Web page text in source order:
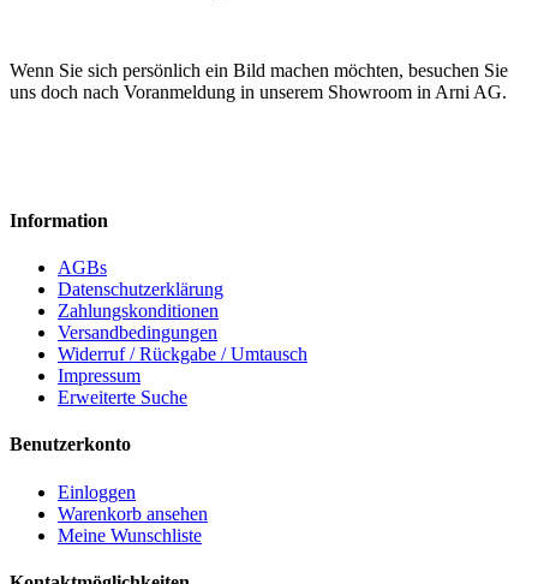
Wenn Sie sich persönlich ein Bild machen möchten, besuchen Sie
uns doch nach Voranmeldung in unserem Showroom in Arni AG.
Information
AGBs
Datenschutzerklärung
Zahlungskonditionen
Versandbedingungen
Widerruf / Rückgabe / Umtausch
Impressum
Erweiterte Suche
Benutzerkonto
Einloggen
Warenkorb ansehen
Meine Wunschliste